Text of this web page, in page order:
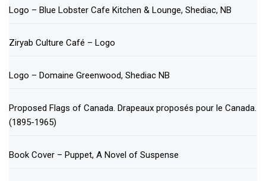
Logo – Blue Lobster Cafe Kitchen & Lounge, Shediac, NB
Ziryab Culture Café – Logo
Logo – Domaine Greenwood, Shediac NB
Proposed Flags of Canada. Drapeaux proposés pour le Canada.
(1895-1965)
Book Cover – Puppet, A Novel of Suspense